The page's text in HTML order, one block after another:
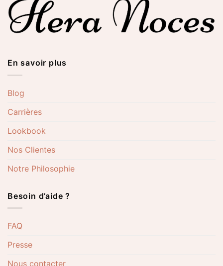
En savoir plus
Blog
Carrières
Lookbook
Nos Clientes
Notre Philosophie
Besoin d’aide ?
FAQ
Presse
Nous contacter